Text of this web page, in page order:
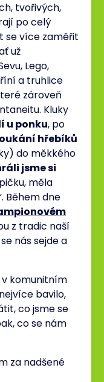
tvořivých,
po celý
se více zaměřit
už
Lego,
a truhlice
zároveň
Kluky
u ponku, po
hřebíků
do měkkého
jsme si
měla
Během dne
z tradic naší
nás sejde a
komunitním
bavilo,
co jsme se
co se nám
za nadšené